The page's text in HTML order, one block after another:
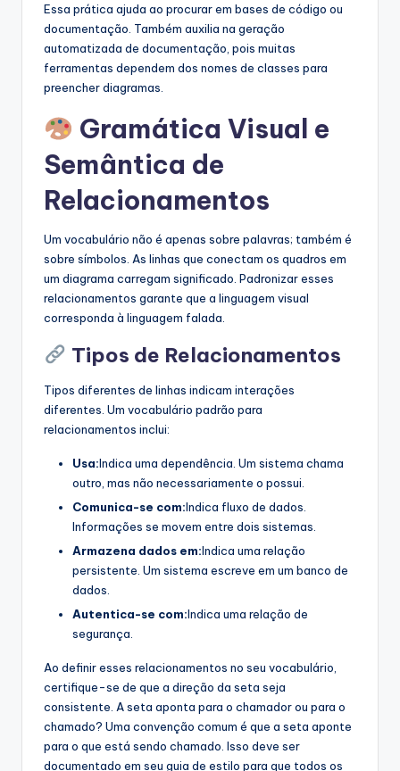
Essa prática ajuda ao procurar em bases de código ou
documentação. Também auxilia na geração
automatizada de documentação, pois muitas
ferramentas dependem dos nomes de classes para
preencher diagramas.
Gramática Visual e
Semântica de
Relacionamentos
Um vocabulário não é apenas sobre palavras; também é
sobre símbolos. As linhas que conectam os quadros em
um diagrama carregam significado. Padronizar esses
relacionamentos garante que a linguagem visual
corresponda à linguagem falada.
Tipos de Relacionamentos
Tipos diferentes de linhas indicam interações
diferentes. Um vocabulário padrão para
relacionamentos inclui:
Usa:Indica uma dependência. Um sistema chama
outro, mas não necessariamente o possui.
Comunica-se com:Indica fluxo de dados.
Informações se movem entre dois sistemas.
Armazena dados em:Indica uma relação
persistente. Um sistema escreve em um banco de
dados.
Autentica-se com:Indica uma relação de
segurança.
Ao definir esses relacionamentos no seu vocabulário,
certifique-se de que a direção da seta seja
consistente. A seta aponta para o chamador ou para o
chamado? Uma convenção comum é que a seta aponte
para o que está sendo chamado. Isso deve ser
documentado em seu guia de estilo para que todos os